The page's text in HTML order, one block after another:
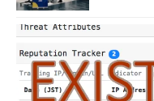
2ホスト間の通信で
192.168.0.150）
192.168.0.20は
思われる。
ICMP Echo (ping)